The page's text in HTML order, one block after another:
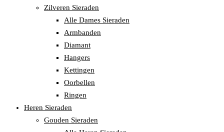
Zilveren Sieraden
Alle Dames Sieraden
Armbanden
Diamant
Hangers
Kettingen
Oorbellen
Ringen
Heren Sieraden
Gouden Sieraden